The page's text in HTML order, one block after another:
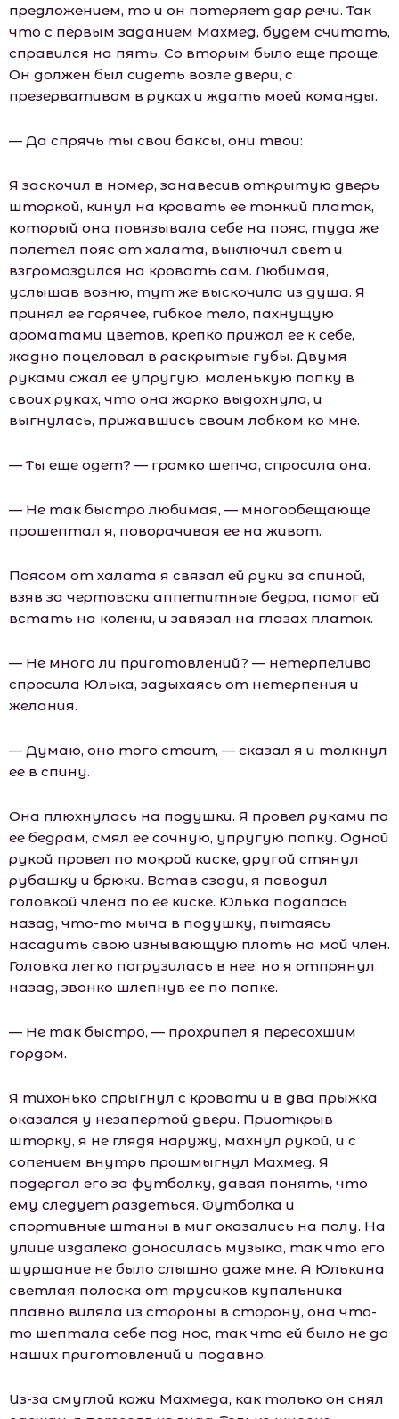
предложением, то и он потеряет дар речи. Так
что с первым заданием Махмед, будем считать,
справился на пять. Со вторым было еще проще.
Он должен был сидеть возле двери, с
презервативом в руках и ждать моей команды.
— Да спрячь ты свои баксы, они твои:
Я заскочил в номер, занавесив открытую дверь
шторкой, кинул на кровать ее тонкий платок,
который она повязывала себе на пояс, туда же
полетел пояс от халата, выключил свет и
взгромоздился на кровать сам. Любимая,
услышав возню, тут же выскочила из душа. Я
принял ее горячее, гибкое тело, пахнущую
ароматами цветов, крепко прижал ее к себе,
жадно поцеловал в раскрытые губы. Двумя
руками сжал ее упругую, маленькую попку в
своих руках, что она жарко выдохнула, и
выгнулась, прижавшись своим лобком ко мне.
— Ты еще одет? — громко шепча, спросила она.
— Не так быстро любимая, — многообещающе
прошептал я, поворачивая ее на живот.
Поясом от халата я связал ей руки за спиной,
взяв за чертовски аппетитные бедра, помог ей
встать на колени, и завязал на глазах платок.
— Не много ли приготовлений? — нетерпеливо
спросила Юлька, задыхаясь от нетерпения и
желания.
— Думаю, оно того стоит, — сказал я и толкнул
ее в спину.
Она плюхнулась на подушки. Я провел руками по
ее бедрам, смял ее сочную, упругую попку. Одной
рукой провел по мокрой киске, другой стянул
рубашку и брюки. Встав сзади, я поводил
головкой члена по ее киске. Юлька подалась
назад, что-то мыча в подушку, пытаясь
насадить свою изнывающую плоть на мой член.
Головка легко погрузилась в нее, но я отпрянул
назад, звонко шлепнув ее по попке.
— Не так быстро, — прохрипел я пересохшим
гордом.
Я тихонько спрыгнул с кровати и в два прыжка
оказался у незапертой двери. Приоткрыв
шторку, я не глядя наружу, махнул рукой, и с
сопением внутрь прошмыгнул Махмед. Я
подергал его за футболку, давая понять, что
ему следует раздеться. Футболка и
спортивные штаны в миг оказались на полу. На
улице издалека доносилась музыка, так что его
шуршание не было слышно даже мне. А Юлькина
светлая полоска от трусиков купальника
плавно виляла из стороны в сторону, она что-
то шептала себе под нос, так что ей было не до
наших приготовлений и подавно.
Из-за смуглой кожи Махмеда, как только он снял